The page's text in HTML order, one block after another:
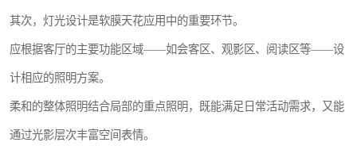
其次，灯光设计是软膜天花应用中的重要环节。
应根据客厅的主要功能区域——如会客区、观影区、阅读区等——设
计相应的照明方案。
柔和的整体照明结合局部的重点照明，既能满足日常活动需求，又能
通过光影层次丰富空间表情。